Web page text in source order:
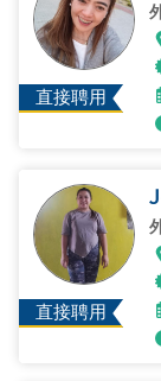
直接聘用
直接聘用